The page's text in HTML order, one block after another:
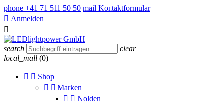
phone +41 71 511 50 50 mail Kontaktformular
 Anmelden

search
clear
local_mall (0)
  Shop
  Marken
  Nolden